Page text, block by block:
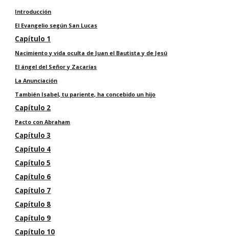
Introducción
El Evangelio según San Lucas
Capítulo 1
Nacimiento y vida oculta de Juan el Bautista y de Jesú
El ángel del Señor y Zacarías
La Anunciación
También Isabel, tu pariente, ha concebido un hijo
Capítulo 2
Pacto con Abraham
Capítulo 3
Capítulo 4
Capítulo 5
Capítulo 6
Capítulo 7
Capítulo 8
Capítulo 9
Capítulo 10